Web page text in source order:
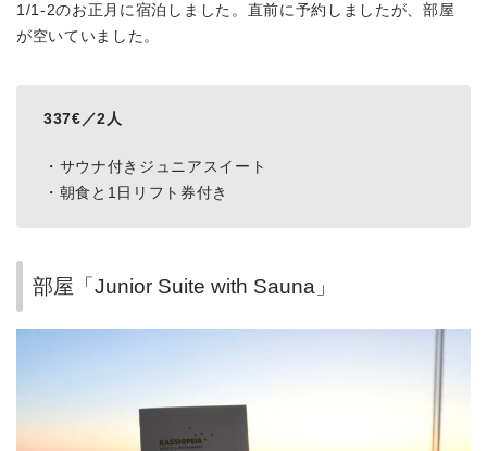
1/1-2のお正月に宿泊しました。直前に予約しましたが、部屋
が空いていました。
337€／2人
・サウナ付きジュニアスイート
・朝食と1日リフト券付き
部屋「Junior Suite with Sauna」